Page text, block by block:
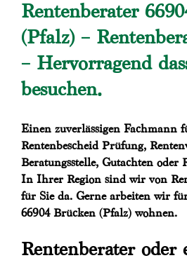
Rentenberater
(Pfalz) –
– Hervorragend
besuchen.
Einen zuverlässigen Fachmann
Rentenbescheid Prüfung,
Beratungsstelle, Gutachten oder
In Ihrer Region sind wir von
für Sie da. Gerne arbeiten wir
66904 Brücken (Pfalz) wohnen.
Rentenberater oder